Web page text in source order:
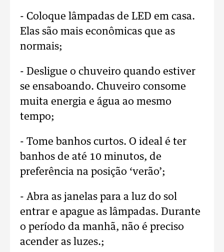
- Coloque lâmpadas de LED em casa.
Elas são mais econômicas que as
normais;
- Desligue o chuveiro quando estiver
se ensaboando. Chuveiro consome
muita energia e água ao mesmo
tempo;
- Tome banhos curtos. O ideal é ter
banhos de até 10 minutos, de
preferência na posição ‘verão’;
- Abra as janelas para a luz do sol
entrar e apague as lâmpadas. Durante
o período da manhã, não é preciso
acender as luzes.;